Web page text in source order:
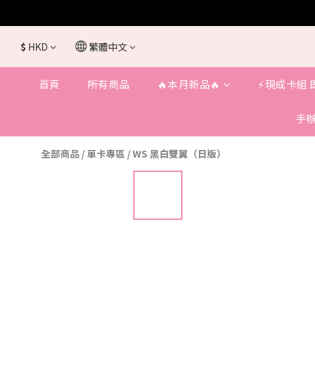
$ HKD 繁體中文
首頁 所有商品 🔥本月新品🔥 ⚡️現成卡組
手
全部商品 /單卡專區 /WS 黑白雙翼（日版）